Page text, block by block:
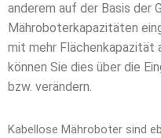
anderem auf der Basis der
Mähroboterkapazitäten
mit mehr Flächenkapazität
können Sie dies über die
bzw. verändern.
Kabellose Mähroboter sind